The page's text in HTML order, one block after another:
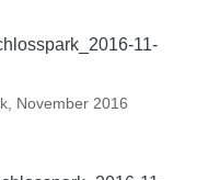
November 2016